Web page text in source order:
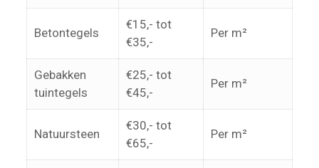
Betontegels
€15,- tot
€35,-
Per m²
Gebakken
tuintegels
€25,- tot
€45,-
Per m²
Natuursteen
€30,- tot
€65,-
Per m²